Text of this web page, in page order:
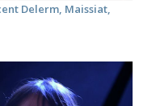
Delerm, Maissiat,